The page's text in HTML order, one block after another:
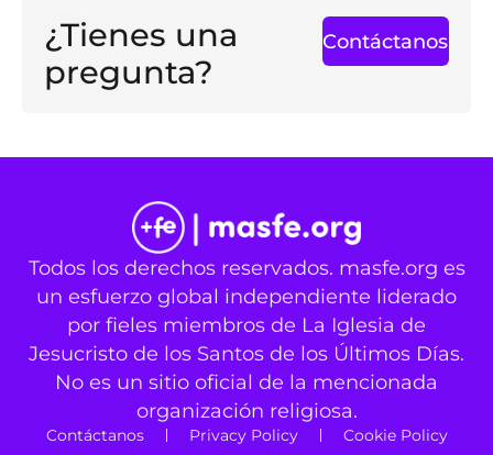
¿Tienes una
pregunta?
Contáctanos
Todos los derechos reservados. masfe.org es
un esfuerzo global independiente liderado
por fieles miembros de La Iglesia de
Jesucristo de los Santos de los Últimos Días.
No es un sitio oficial de la mencionada
organización religiosa.
Contáctanos Privacy Policy Cookie Policy